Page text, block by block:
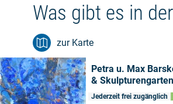
Was gibt es in
zur Karte
Petra u. Max
&
Jederzeit frei zugänglich